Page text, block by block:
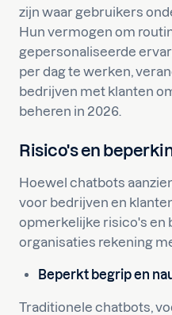
zijn waar gebruikers
Hun vermogen om
gepersonaliseerde
per dag te werken,
bedrijven met klanten
beheren in 2026.
Risico's en
Hoewel chatbots
voor bedrijven en
opmerkelijke risico's en
organisaties rekening
Beperkt begrip en
Traditionele chatbots,